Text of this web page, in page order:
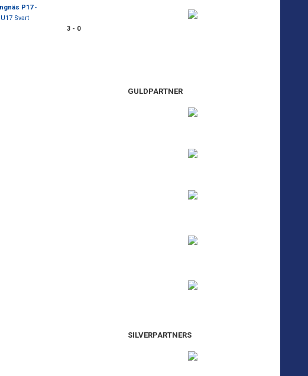
P17-
Svart
3 - 0
GULDPARTNER
SILVERPARTNERS